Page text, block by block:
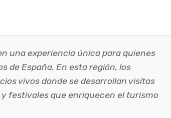
una experiencia única para quienes
de España. En esta región, los
vivos donde se desarrollan visitas
festivales que enriquecen el turismo